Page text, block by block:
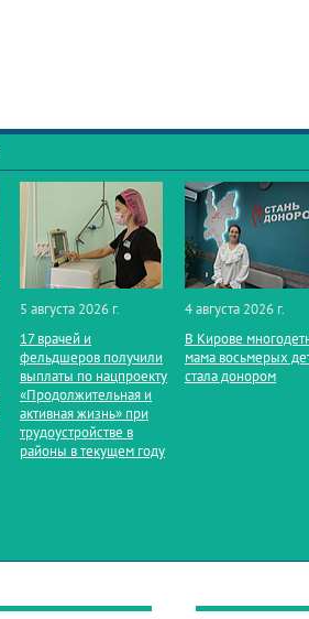
5 августа 2026 г.
17 врачей и
фельдшеров получили
выплаты по нацпроекту
«Продолжительная и
активная жизнь» при
трудоустройстве в
районы в текущем году
4 августа 2026 г.
В Кирове
мама восьмерых
стала донором